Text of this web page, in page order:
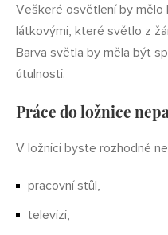
Veškeré osvětlení by
látkovými, které světlo z
Barva světla by měla být
útulnosti.
Práce do ložnice
V ložnici byste rozhodně
pracovní stůl,
televizi,